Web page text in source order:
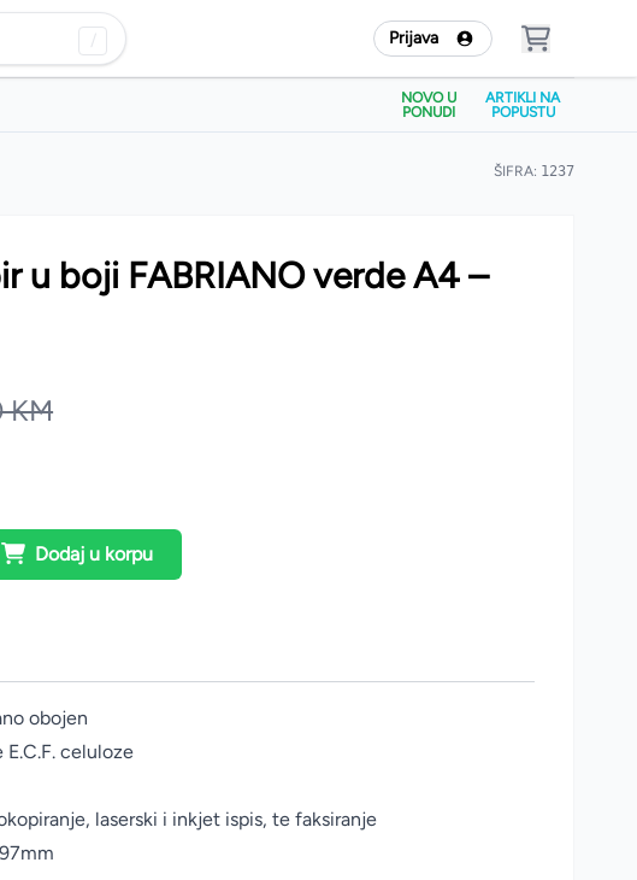
/ Prijava
NOVO U
PONUDI
ARTIKLI NA
POPUSTU
ŠIFRA: 1237
u boji FABRIANO verde A4 –
KM
Dodaj u korpu
obojen
celuloze
laserski i inkjet ispis, te faksiranje